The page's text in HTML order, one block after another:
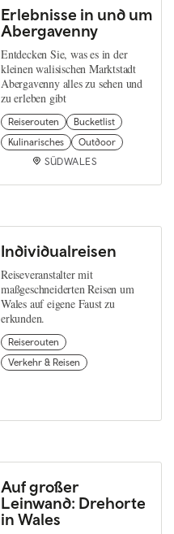
Erlebnisse in und um
Abergavenny
Entdecken Sie, was es in der
kleinen walisischen Marktstadt
Abergavenny alles zu sehen und
zu erleben gibt
Reiserouten
Bucketlist
Kulinarisches
Outdoor
SÜDWALES
Individualreisen
Reiseveranstalter mit
maßgeschneiderten Reisen um
Wales auf eigene Faust zu
erkunden.
Reiserouten
Verkehr & Reisen
Auf großer
Leinwand: Drehorte
in Wales